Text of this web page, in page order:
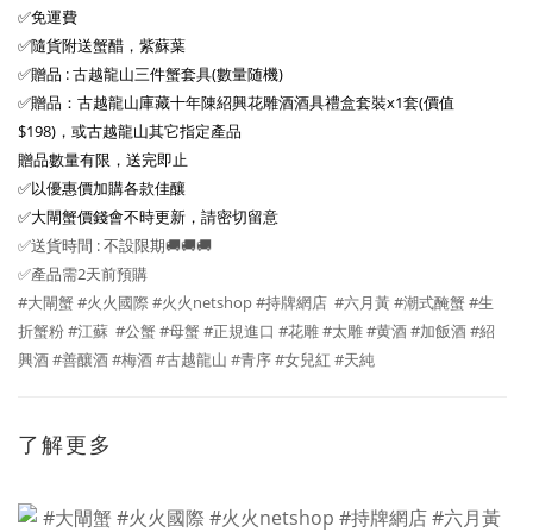
✅免運費
✅隨貨附送蟹醋，紫蘇葉
✅贈品 : 古越龍山三件蟹套具(數量随機)
✅贈品：古越龍山庫藏十年陳紹興花雕酒酒具禮盒套裝x1套(價值
$198)，或古越龍山其它指定產品
贈品數量有限，送完即止
✅以優惠價加購各款佳釀
✅大閘蟹價錢會不時更新，請密切留意
✅送貨時間 : 不設限期🚚🚚🚚
✅產品需2天前預購
#大閘蟹 #火火國際 #火火netshop #持牌網店 #六月黃 #潮式醃蟹 #生
折蟹粉 #江蘇 #公蟹 #母蟹 #正規進口 #花雕 #太雕 #黄酒 #加飯酒 #紹
興酒 #善釀酒 #梅酒 #古越龍山 #青序 #女兒紅 #天純
了解更多